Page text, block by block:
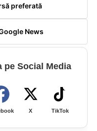
preferată
News
pe Social Media
X TikTok